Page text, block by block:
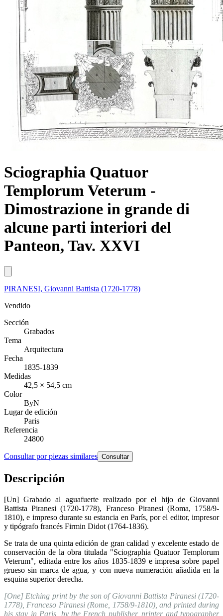
Sciographia Quatuor
Templorum Veterum -
Dimostrazione in grande di
alcune parti interiori del
Panteon, Tav. XXVI
PIRANESI, Giovanni Battista (1720-1778)
Vendido
Sección
Grabados
Tema
Arquitectura
Fecha
1835-1839
Medidas
42,5 × 54,5 cm
Color
ByN
Lugar de edición
Paris
Referencia
24800
Consultar por piezas similares Consultar
Descripción
[Un] Grabado al aguafuerte realizado por el hijo de Giovanni
Battista Piranesi (1720-1778), Franceso Piranesi (Roma, 1758/9-
1810), e impreso durante su estancia en París, por el editor, impresor
y tipógrafo francés Firmin Didot (1764-1836).
Se trata de una quinta edición de gran calidad y excelente estado de
conservación de la obra titulada "Sciographia Quatuor Templorum
Veterum", editada entre los años 1835-1839 e impresa sobre papel
grueso sin marca de agua, y con nueva numeración añadida en la
esquina superior derecha.
[One] Etching print by the son of Giovanni Battista Piranesi (1720-
1778), Franceso Piranesi (Rome, 1758/9-1810), and printed during
his stay in Paris, by the French publisher, printer and typographer